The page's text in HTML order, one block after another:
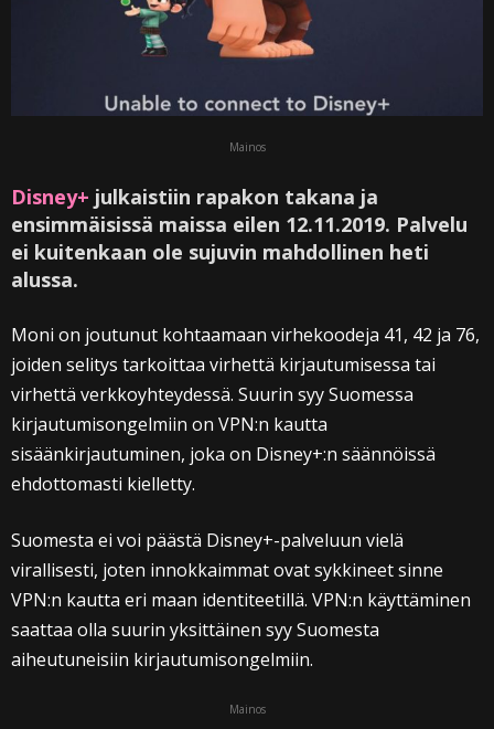
Mainos
Disney+ julkaistiin rapakon takana ja
ensimmäisissä maissa eilen 12.11.2019. Palvelu
ei kuitenkaan ole sujuvin mahdollinen heti
alussa.
Moni on joutunut kohtaamaan virhekoodeja 41, 42 ja 76,
joiden selitys tarkoittaa virhettä kirjautumisessa tai
virhettä verkkoyhteydessä. Suurin syy Suomessa
kirjautumisongelmiin on VPN:n kautta
sisäänkirjautuminen, joka on Disney+:n säännöissä
ehdottomasti kielletty.
Suomesta ei voi päästä Disney+-palveluun vielä
virallisesti, joten innokkaimmat ovat sykkineet sinne
VPN:n kautta eri maan identiteetillä. VPN:n käyttäminen
saattaa olla suurin yksittäinen syy Suomesta
aiheutuneisiin kirjautumisongelmiin.
Mainos